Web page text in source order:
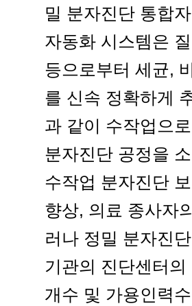
밀 분자진단 통합
자동화 시스템은
등으로부터 세균,
를 신속 정확하게
과 같이 수작업으
분자진단 공정을
수작업 분자진단
향상, 의료 종사자
러나 정밀 분자진
기관의 진단센터
개수 및 가용인력